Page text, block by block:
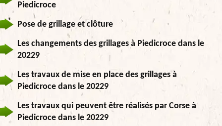
Piedicroce
Pose de grillage et clôture
Les changements des grillages à Piedicroce dans le
20229
Les travaux de mise en place des grillages à
Piedicroce dans le 20229
Les travaux qui peuvent être réalisés par Corse à
Piedicroce dans le 20229